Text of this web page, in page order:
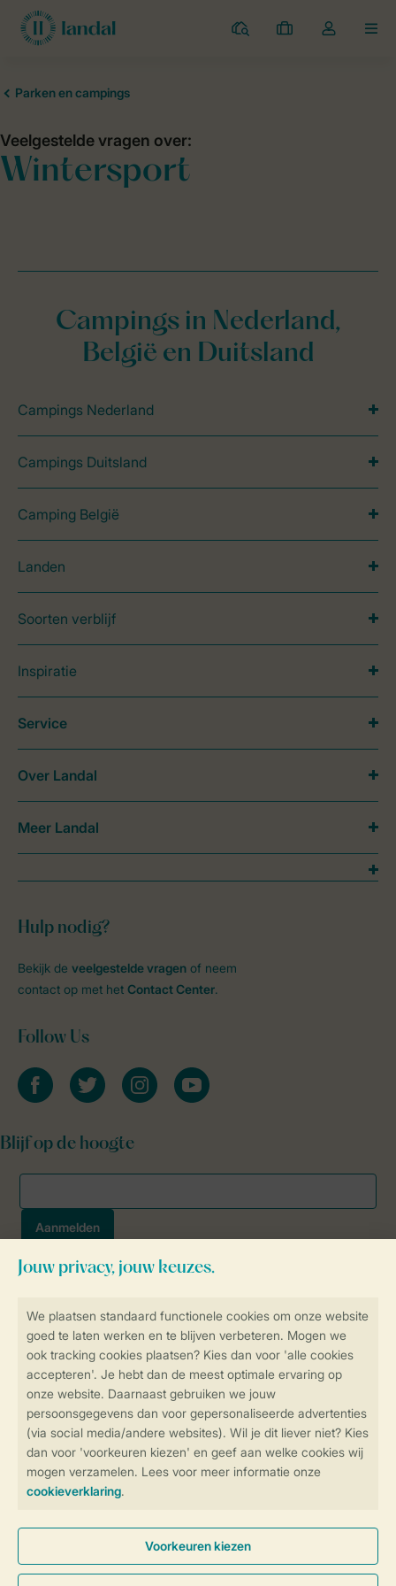
Campings
Mijn
Open
Controle over jouw gegevens &
privacy
SSL certificaat
Veilige gegevensoverdracht
Veilige betaling
Campings in Nederland,
België en Duitsland
Campings Nederland
Campings Duitsland
Camping België
Landen
Soorten verblijf
Inspiratie
Hulp nodig?
Bekijk de veelgestelde vragen of neem
contact op met het Contact Center.
Follow Us
facebooktwitter instagramyoutube
Blijf op de hoogte
Service
Over Landal
Meer Landal